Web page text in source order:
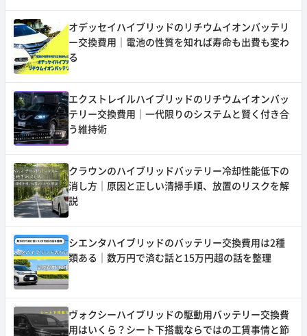
オデッセイハイブリッドのリチウムイオンバッテリ
ー交換費用｜電池の性質を知れば寿命も出費も変わ
る
エクストレイルハイブリッドのリチウムイオンバッ
テリー交換費用｜一代限りのシステムと賢く付き合
う維持術
クラウンのハイブリッドバッテリー冷却性能低下の
消し方｜原因と正しい清掃手順、放置のリスクを解
説
シエンタハイブリッドのバッテリー交換費用は2種
類ある｜数万円で済む話と15万円超の話を整理
ヴォクシーハイブリッドの駆動用バッテリー交換費
用はいくら？シート下搭載ならではの工賃事情と節